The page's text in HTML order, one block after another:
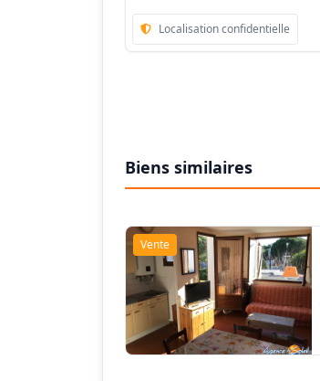
Localisation confidentielle
Biens similaires
Vente